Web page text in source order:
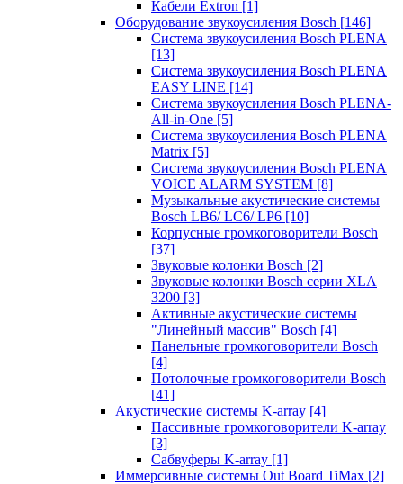
Кабели Extron [1]
Оборудование звукоусиления Bosch [146]
Система звукоусиления Bosch PLENA
[13]
Система звукоусиления Bosch PLENA
EASY LINE [14]
Система звукоусиления Bosch PLENA-
All-in-One [5]
Система звукоусиления Bosch PLENA
Matrix [5]
Система звукоусиления Bosch PLENA
VOICE ALARM SYSTEM [8]
Музыкальные акустические системы
Bosch LB6/ LC6/ LP6 [10]
Корпусные громкоговорители Bosch
[37]
Звуковые колонки Bosch [2]
Звуковые колонки Bosch серии XLA
3200 [3]
Активные акустические системы
"Линейный массив" Bosch [4]
Панельные громкоговорители Bosch
[4]
Потолочные громкоговорители Bosch
[41]
Акустические системы K-array [4]
Пассивные громкоговорители K-array
[3]
Сабвуферы K-array [1]
Иммерсивные системы Out Board TiMax [2]